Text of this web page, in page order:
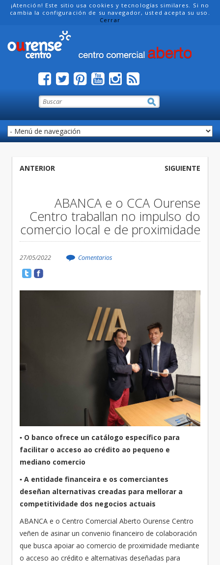
¡Atención! Este sitio usa cookies y tecnologías similares. Si no
cambia la configuración de su navegador, usted acepta su uso.
Cerrar
ANTERIOR SIGUIENTE
ABANCA e o CCA Ourense
Centro traballan no impulso do
comercio local e de proximidade
27/05/2022 Comentarios
▪ O banco ofrece un catálogo específico para
facilitar o acceso ao crédito ao pequeno e
mediano comercio
▪ A entidade financeira e os comerciantes
deseñan alternativas creadas para mellorar a
competitividade dos negocios actuais
ABANCA e o Centro Comercial Aberto Ourense Centro
veñen de asinar un convenio financeiro de colaboración
que busca apoiar ao comercio de proximidade mediante
o acceso ao crédito e alternativas deseñadas para